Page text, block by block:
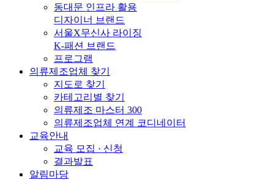
동대문 인프라 활용
디자이너 브랜드
서울X무신사 라이징
K-패션 브랜드
프로그램
의류제조업체 찾기
지도로 찾기
카테고리별 찾기
의류제조 마스터 300
의류제조업체 연계 코디네이터
교육안내
교육 모집 · 신청
결과발표
알림마당